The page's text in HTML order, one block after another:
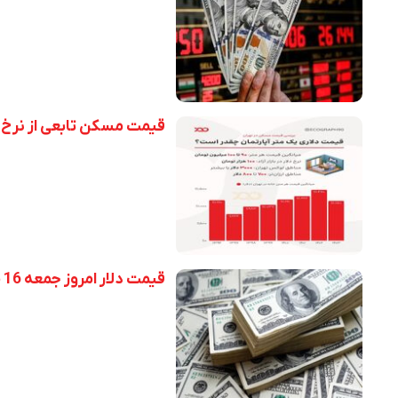
قیمت مسکن تابعی از نرخ
قیمت دلار امروز جمعه 16 مرداد 1405